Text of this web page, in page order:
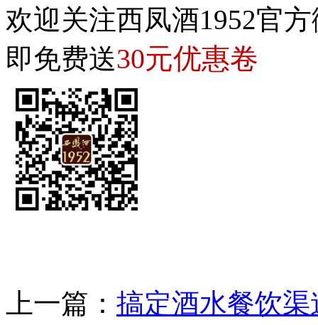
欢迎关注西凤酒1952官
即免费送30元优惠卷
上一篇： 搞定酒水餐饮